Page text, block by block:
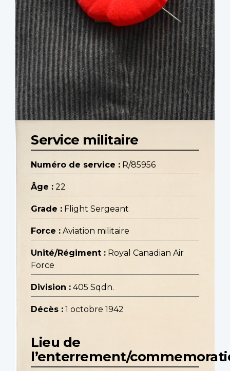
Service militaire
Numéro de service : R/85956
Âge : 22
Grade : Flight Sergeant
Force : Aviation militaire
Unité/Régiment : Royal Canadian Air
Force
Division : 405 Sqdn.
Décès : 1 octobre 1942
Lieu de
l’enterrement/